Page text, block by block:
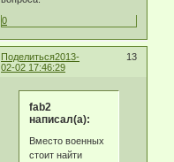
0
Поделиться 13
2013-
02-02 17:46:29
fab2
написал(а):
Вместо военных
стоит найти